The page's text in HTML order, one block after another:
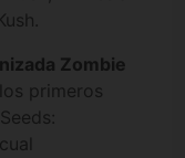
Zombie
primeros